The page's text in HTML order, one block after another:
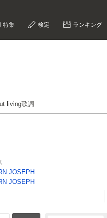
特集 検定 ランキング
living歌詞
JOSEPH
JOSEPH